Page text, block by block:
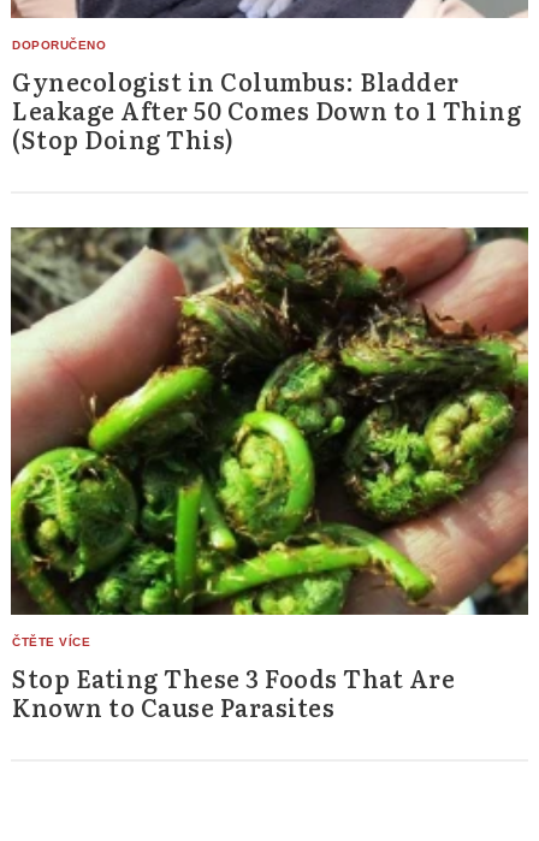
Gynecologist in Columbus: Bladder
Leakage After 50 Comes Down to 1 Thing
(Stop Doing This)
Stop Eating These 3 Foods That Are
Known to Cause Parasites